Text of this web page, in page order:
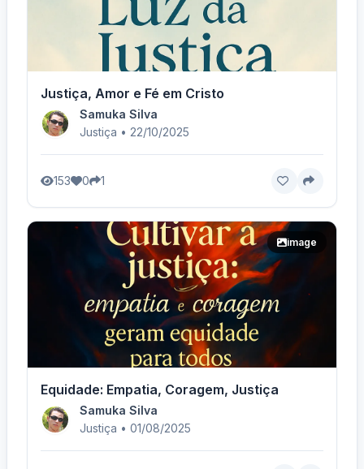
Justiça, Amor e Fé em Cristo
Samuka Silva
Justiça • 22/10/2025
153 0 1
image
Equidade: Empatia, Coragem, Justiça
Samuka Silva
Justiça • 01/08/2025